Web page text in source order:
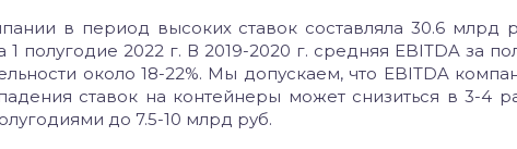
в период высоких ставок составляла 30.6 млрд
1 полугодие 2022 г. В 2019-2020 г. средняя EBITDA за
около 18-22%. Мы допускаем, что EBITDA
падения ставок на контейнеры может снизиться в 3-4
до 7.5-10 млрд руб.